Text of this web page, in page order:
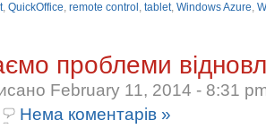
, QuickOffice, remote control , tablet, Windows Azure,
проблеми
February 11, 2014 - 8:31
Нема коментарів »